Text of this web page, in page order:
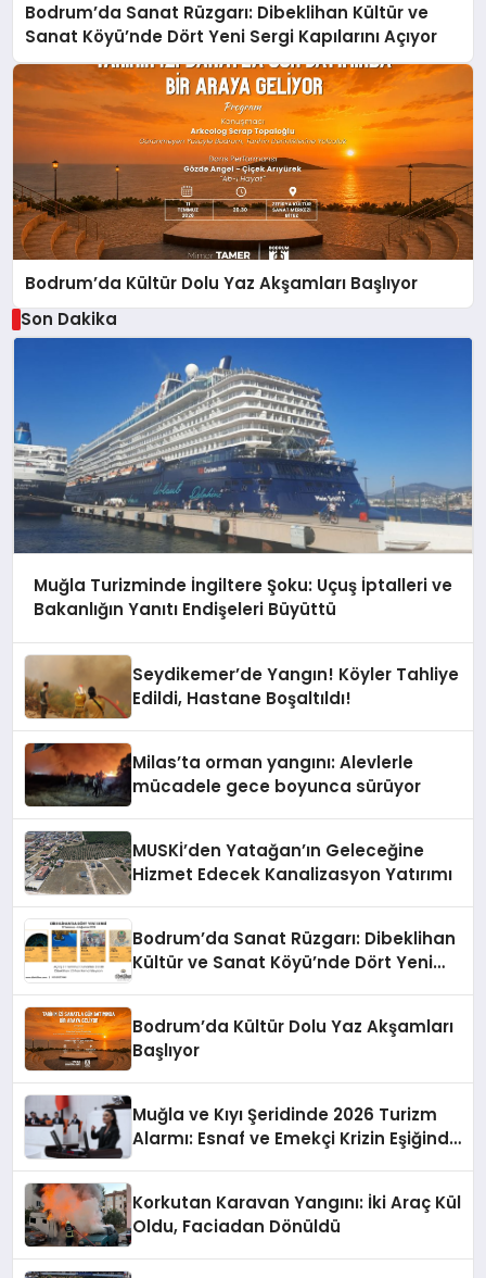
Bodrum’da Sanat Rüzgarı: Dibeklihan Kültür ve
Sanat Köyü’nde Dört Yeni Sergi Kapılarını Açıyor
Bodrum’da Kültür Dolu Yaz Akşamları Başlıyor
Son Dakika
Muğla Turizminde İngiltere Şoku: Uçuş İptalleri ve
Bakanlığın Yanıtı Endişeleri Büyüttü
Seydikemer’de Yangın! Köyler Tahliye
Edildi, Hastane Boşaltıldı!
Milas’ta orman yangını: Alevlerle
mücadele gece boyunca sürüyor
MUSKİ’den Yatağan’ın Geleceğine
Hizmet Edecek Kanalizasyon Yatırımı
Bodrum’da Sanat Rüzgarı: Dibeklihan
Kültür ve Sanat Köyü’nde Dört Yeni
Bodrum’da Kültür Dolu Yaz Akşamları
Başlıyor
Muğla ve Kıyı Şeridinde 2026 Turizm
Alarmı: Esnaf ve Emekçi Krizin Eşiğinde
Korkutan Karavan Yangını: İki Araç Kül
Oldu, Faciadan Dönüldü